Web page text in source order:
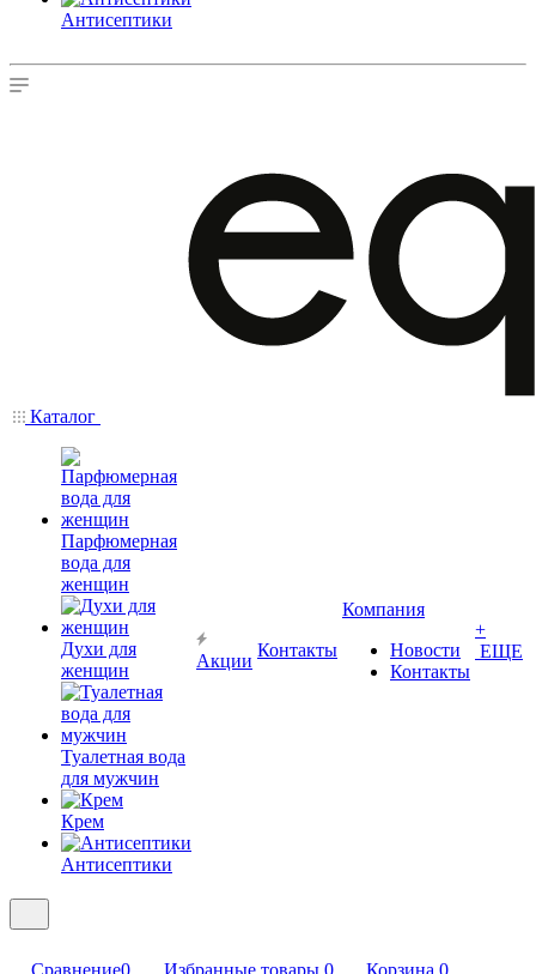
Антисептики
Каталог
Парфюмерная
вода для
женщин
Духи для
женщин
Туалетная вода
для мужчин
Крем
Антисептики
Акции
Контакты
Компания
Новости
Контакты
+
ЕЩЕ
Сравнение0 Избранные товары 0 Корзина 0